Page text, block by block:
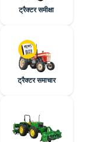
ट्रैक्टर समीक्षा
ट्रैक्टर समाचार